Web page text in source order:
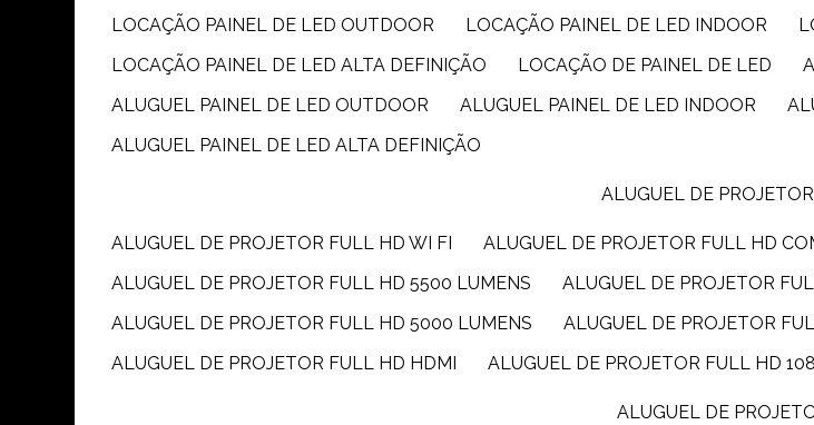
LOCAÇÃO PAINEL DE LED OUTDOOR LOCAÇÃO PAINEL DE LED INDOOR
LOCAÇÃO PAINEL DE LED ALTA DEFINIÇÃO
LOCAÇÃO DE PAINEL DE LED
ALUGUEL PAINEL DE LED OUTDOOR
ALUGUEL PAINEL DE LED INDOOR
ALUGUEL PAINEL DE LED ALTA DEFINIÇÃO
ALUGUEL DE
ALUGUEL DE PROJETOR FULL HD WI FI ALUGUEL DE PROJETOR FULL HD
ALUGUEL DE PROJETOR FULL HD 5500 LUMENS
ALUGUEL DE PROJETOR
ALUGUEL DE PROJETOR FULL HD 5000 LUMENS
ALUGUEL DE PROJETOR
ALUGUEL DE PROJETOR FULL HD HDMI
ALUGUEL DE PROJETOR FULL HD
ALUGUEL DE